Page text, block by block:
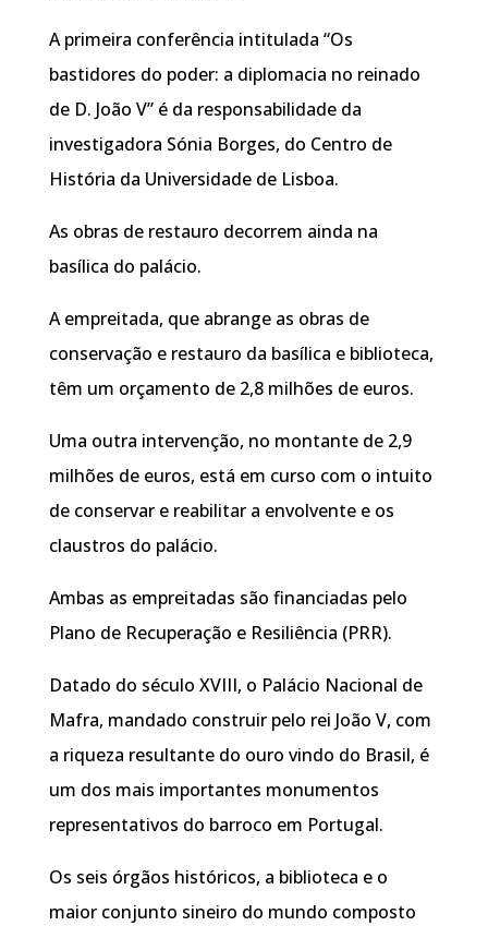
A primeira conferência intitulada “Os
bastidores do poder: a diplomacia no reinado
de D. João V” é da responsabilidade da
investigadora Sónia Borges, do Centro de
História da Universidade de Lisboa.
As obras de restauro decorrem ainda na
basílica do palácio.
A empreitada, que abrange as obras de
conservação e restauro da basílica e biblioteca,
têm um orçamento de 2,8 milhões de euros.
Uma outra intervenção, no montante de 2,9
milhões de euros, está em curso com o intuito
de conservar e reabilitar a envolvente e os
claustros do palácio.
Ambas as empreitadas são financiadas pelo
Plano de Recuperação e Resiliência (PRR).
Datado do século XVIII, o Palácio Nacional de
Mafra, mandado construir pelo rei João V, com
a riqueza resultante do ouro vindo do Brasil, é
um dos mais importantes monumentos
representativos do barroco em Portugal.
Os seis órgãos históricos, a biblioteca e o
maior conjunto sineiro do mundo composto